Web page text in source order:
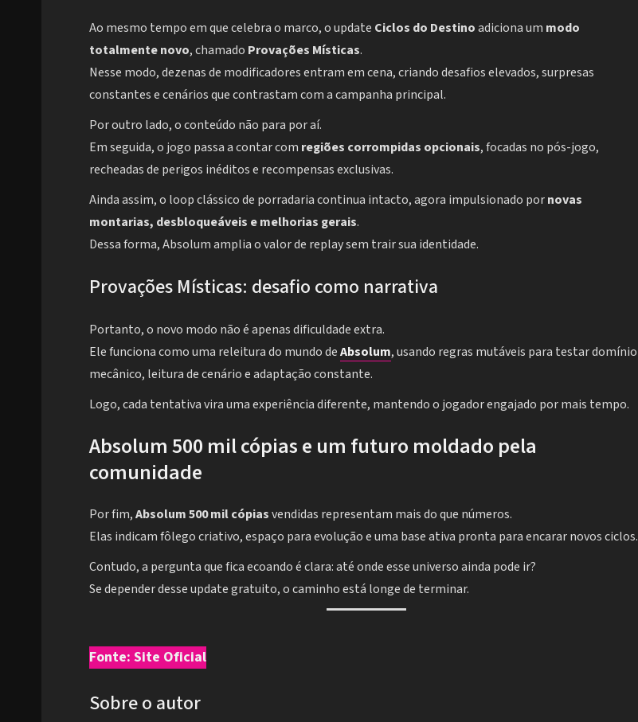
Ao mesmo tempo em que celebra o marco, o update Ciclos do Destinoadiciona um modo
totalmente novo, chamado Provações Místicas.
Nesse modo, dezenas de modificadores entram em cena, criando desafios elevados, surpresas
constantes e cenários que contrastam com a campanha principal.
Por outro lado, o conteúdo não para por aí.
Em seguida, o jogo passa a contar com regiões corrompidas opcionais, focadas no pós-jogo,
recheadas de perigos inéditos e recompensas exclusivas.
Ainda assim, o loop clássico de porradaria continua intacto, agora impulsionado pornovas
montarias, desbloqueáveis e melhorias gerais.
Dessa forma, Absolum amplia o valor de replay sem trair sua identidade.
Provações Místicas: desafio como narrativa
Portanto, o novo modo não é apenas dificuldade extra.
Ele funciona como uma releitura do mundo deAbsolum, usando regras mutáveis para testar domínio
mecânico, leitura de cenário e adaptação constante.
Logo, cada tentativa vira uma experiência diferente, mantendo o jogador engajado por mais tempo.
Absolum 500 mil cópias e um futuro moldado pela
comunidade
Por fim,Absolum 500 mil cópiasvendidas representam mais do que números.
Elas indicam fôlego criativo, espaço para evolução e uma base ativa pronta para encarar novos ciclos.
Contudo, a pergunta que fica ecoando é clara: até onde esse universo ainda pode ir?
Se depender desse update gratuito, o caminho está longe de terminar.
Fonte: Site Oficial
Sobre o autor